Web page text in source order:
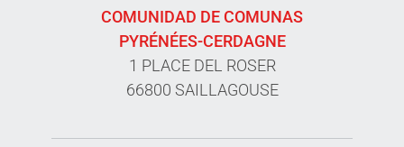
COMUNIDAD DE COMUNAS
PYRÉNÉES-CERDAGNE
1 PLACE DEL ROSER
66800 SAILLAGOUSE